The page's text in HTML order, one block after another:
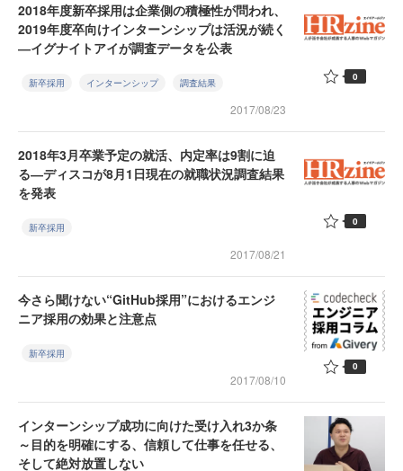
2018年度新卒採用は企業側の積極性が問われ、
2019年度卒向けインターンシップは活況が続く
―イグナイトアイが調査データを公表
新卒採用 インターンシップ 調査結果
2017/08/23
0
2018年3月卒業予定の就活、内定率は9割に迫
る―ディスコが8月1日現在の就職状況調査結果
を発表
新卒採用
2017/08/21
0
今さら聞けない“GitHub採用”におけるエンジ
ニア採用の効果と注意点
新卒採用
2017/08/10
0
インターンシップ成功に向けた受け入れ3か条
～目的を明確にする、信頼して仕事を任せる、
そして絶対放置しない